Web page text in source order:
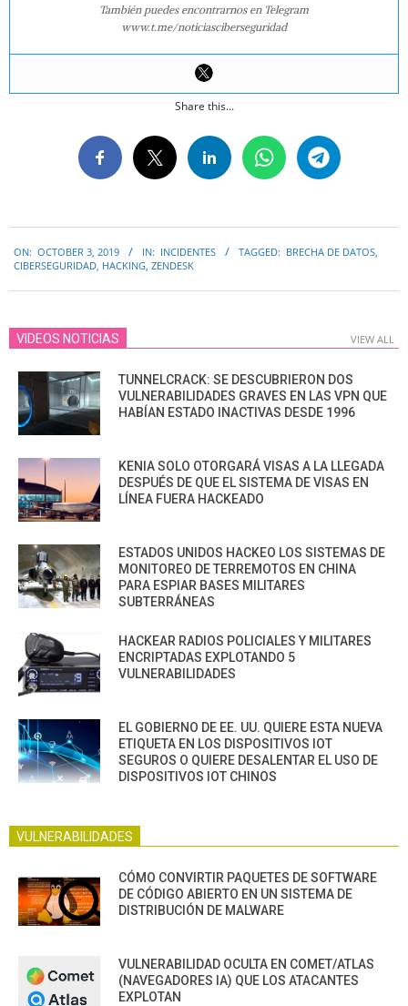
También puedes encontrarnos en Telegram
www.t.me/noticiasciberseguridad
Share this...
10-
ON: OCTOBER 3, 2019 IN: INCIDENTES TAGGED: BRECHA DE DATOS,
CIBERSEGURIDAD, HACKING, ZENDESK
VIDEOS NOTICIAS VIEW ALL
TUNNELCRACK: SE DESCUBRIERON DOS
VULNERABILIDADES GRAVES EN LAS VPN QUE
HABÍAN ESTADO INACTIVAS DESDE 1996
KENIA SOLO OTORGARÁ VISAS A LA LLEGADA
DESPUÉS DE QUE EL SISTEMA DE VISAS EN
LÍNEA FUERA HACKEADO
ESTADOS UNIDOS HACKEO LOS SISTEMAS DE
MONITOREO DE TERREMOTOS EN CHINA
PARA ESPIAR BASES MILITARES
SUBTERRÁNEAS
HACKEAR RADIOS POLICIALES Y MILITARES
ENCRIPTADAS EXPLOTANDO 5
VULNERABILIDADES
EL GOBIERNO DE EE. UU. QUIERE ESTA NUEVA
ETIQUETA EN LOS DISPOSITIVOS IOT
SEGUROS O QUIERE DESALENTAR EL USO DE
DISPOSITIVOS IOT CHINOS
VULNERABILIDADES
CÓMO CONVIRTIR PAQUETES DE SOFTWARE
DE CÓDIGO ABIERTO EN UN SISTEMA DE
DISTRIBUCIÓN DE MALWARE
VULNERABILIDAD OCULTA EN COMET/ATLAS
(NAVEGADORES IA) QUE LOS ATACANTES
EXPLOTAN